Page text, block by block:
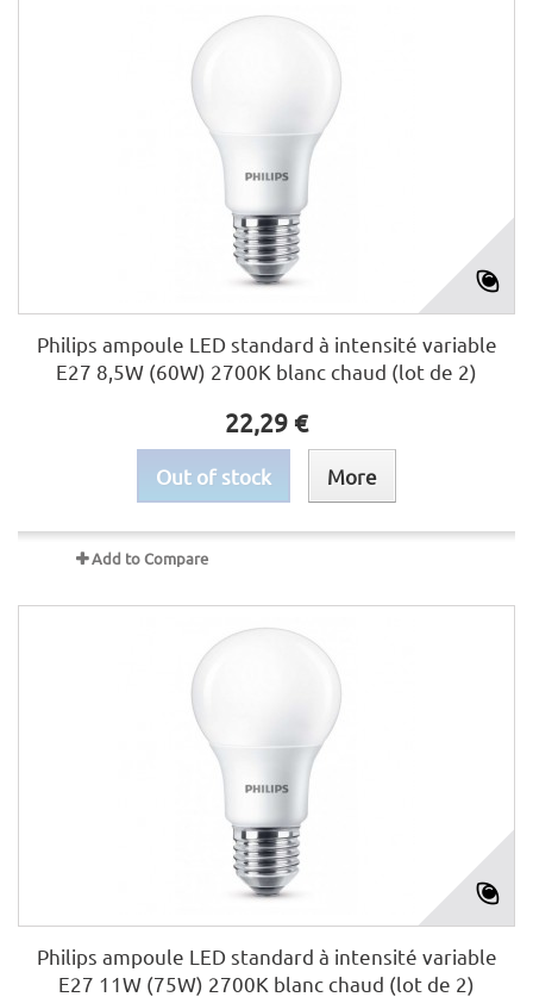
Philips ampoule LED standard à intensité variable
E27 8,5W (60W) 2700K blanc chaud (lot de 2)
22,29 €
Out of stock More
Add to Compare
Philips ampoule LED standard à intensité variable
E27 11W (75W) 2700K blanc chaud (lot de 2)